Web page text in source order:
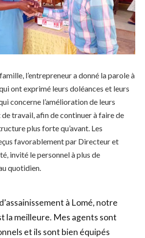
l’entrepreneur a donné la parole à
ont exprimé leurs doléances et leurs
concerne l’amélioration de leurs
travail, afin de continuer à faire de
plus forte qu’avant. Les
favorablement par Directeur et
invité le personnel à plus de
quotidien.
à Lomé, notre
la meilleure. Mes agents sont
et ils sont bien équipés